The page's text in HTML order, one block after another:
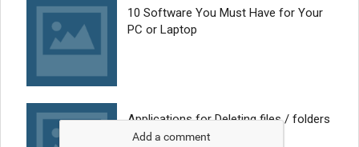
Add a comment